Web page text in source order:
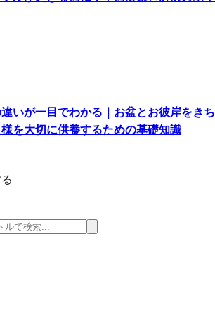
いが一目でわかる｜お盆とお彼岸をきち
を大切に供養するための基礎知識